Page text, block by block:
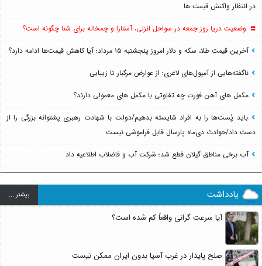
در انتظار واکنش قیمت ها
وضعیت دریا روز جمعه در سواحل انزلی، آستارا و چمخاله برای شنا چگونه است؟
آخرین قیمت طلا، سکه و دلار امروز پنجشنبه ۱۵ مرداد؛ آیا کاهش قیمت‌ها ادامه دارد؟
ناگفته‌هایی از آمپول‌های لاغری؛ از عوارض مرگبار تا زیبایی
مکمل های آهن فورت چه تفاوتی با مکمل های معمولی دارند؟
باید پُست‌ها را به افراد شایسته بدهیم/دولت با شهادت رهبری پشتوانه بزرگی را از
دست داد/حوادث دی‌ماه پارسال قابل فراموشی نیست
آب برخی مناطق گیلان قطع شد؛ شرکت آب و فاضلاب اطلاعیه داد
یادداشت بيشتر ...
آیا سرعت گرانی واقعاً کم شده است؟
صلح پایدار در غرب آسیا بدون ایران ممکن نیست